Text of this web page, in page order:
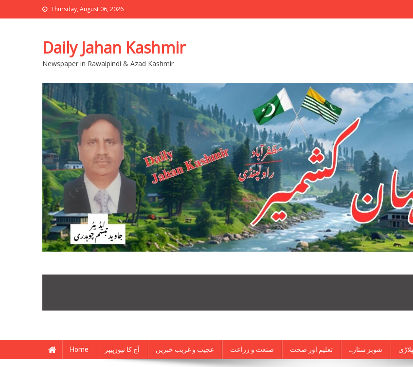
Thursday, August 06, 2026
Daily Jahan Kashmir
Newspaper in Rawalpindi & Azad Kashmir
Home آج کا نیوزپیپر عجیب و غریب خبریں صنعت و زراعت تعلیم اور صحت شوبز ستارے